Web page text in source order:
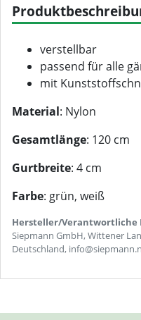
verstellbar
passend für alle
mit
Material: Nylon
Gesamtlänge: 120 cm
Gurtbreite: 4 cm
Farbe: grün, weiß
Hersteller/Verantwortliche
Siepmann GmbH, Wittener
Deutschland,